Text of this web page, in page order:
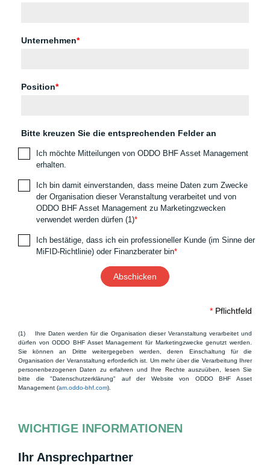
Unternehmen*
Position*
Bitte kreuzen Sie die entsprechenden Felder an
Ich möchte Mitteilungen von ODDO BHF Asset Management
erhalten.
Ich bin damit einverstanden, dass meine Daten zum Zwecke
der Organisation dieser Veranstaltung verarbeitet und von
ODDO BHF Asset Management zu Marketingzwecken
verwendet werden dürfen (1)*
Ich bestätige, dass ich ein professioneller Kunde (im Sinne der
MiFID-Richtlinie) oder Finanzberater bin*
* Pflichtfeld
(1) Ihre Daten werden für die Organisation dieser Veranstaltung verarbeitet und
dürfen von ODDO BHF Asset Management für Marketingzwecke genutzt werden.
Sie können an Dritte weitergegeben werden, deren Einschaltung für die
Organisation der Veranstaltung erforderlich ist. Um mehr über die Verarbeitung Ihrer
personenbezogenen Daten zu erfahren und Ihre Rechte auszuüben, lesen Sie
bitte die "Datenschutzerklärung" auf der Website von ODDO BHF Asset
Management (am.oddo-bhf.com).
WICHTIGE INFORMATIONEN
Ihr Ansprechpartner